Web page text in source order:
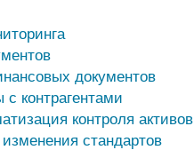
документов
контрагентами
контроля активов
стандартов